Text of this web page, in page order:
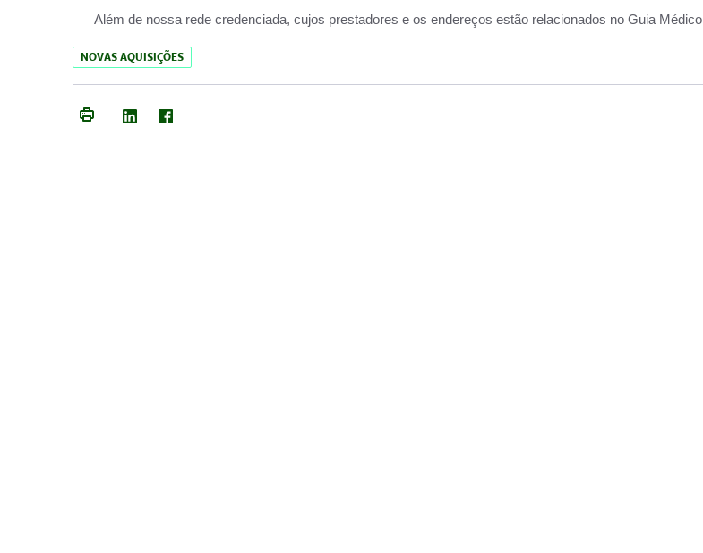
Além de nossa rede credenciada, cujos prestadores e os endereços estão relacionados no Guia Médico
NOVAS AQUISIÇÕES